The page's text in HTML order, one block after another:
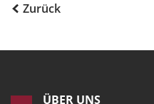
Zurück
ÜBER UNS